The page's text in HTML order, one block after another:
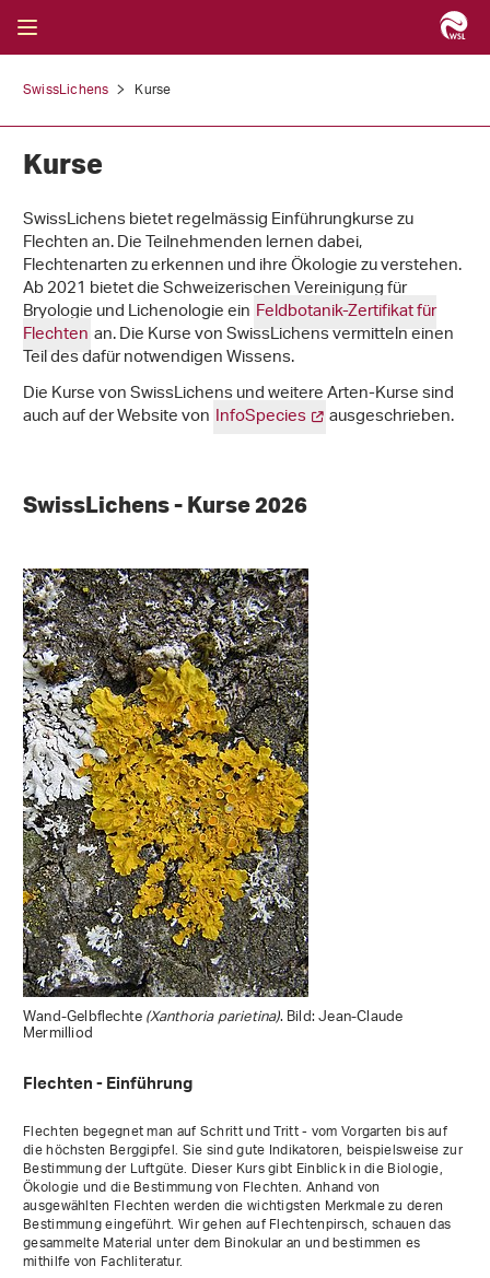
SwissLichens Kurse
Kurse
SwissLichens bietet regelmässig Einführungkurse zu
Flechten an. Die Teilnehmenden lernen dabei,
Flechtenarten zu erkennen und ihre Ökologie zu verstehen.
Ab 2021 bietet die Schweizerischen Vereinigung für
Bryologie und Lichenologie ein Feldbotanik-Zertifikat für
Flechtenan. Die Kurse von SwissLichens vermitteln einen
Teil des dafür notwendigen Wissens.
Die Kurse von SwissLichens und weitere Arten-Kurse sind
auch auf der Website von InfoSpecies ausgeschrieben.
SwissLichens - Kurse 2026
Wand-Gelbflechte(Xanthoria parietina). Bild: Jean-Claude
Mermilliod
Flechten - Einführung
Flechten begegnet man auf Schritt und Tritt - vom Vorgarten bis auf
die höchsten Berggipfel. Sie sind gute Indikatoren, beispielsweise zur
Bestimmung der Luftgüte. Dieser Kurs gibt Einblick in die Biologie,
Ökologie und die Bestimmung von Flechten. Anhand von
ausgewählten Flechten werden die wichtigsten Merkmale zu deren
Bestimmung eingeführt. Wir gehen auf Flechtenpirsch, schauen das
gesammelte Material unter dem Binokular an und bestimmen es
mithilfe von Fachliteratur.